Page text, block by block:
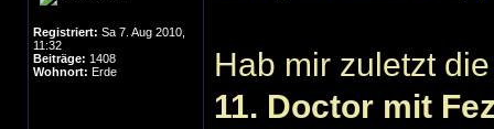
Registriert: Sa 7. Aug 2010,
11:32
Beiträge: 1408
Wohnort: Erde
Hab mir zuletzt
11. Doctor mit